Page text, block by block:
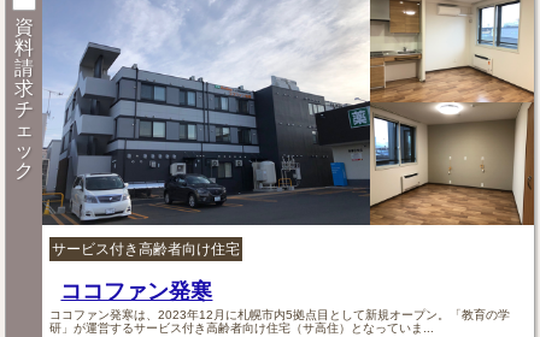
資
料
請
求
チ
ェ
ッ
ク
サービス付き高齢者向け住宅
ココファン発寒
ココファン発寒は、2023年12月に札幌市内5拠点目として新規オープン。「教育の学
研」が運営するサービス付き高齢者向け住宅（サ高住）となっていま...